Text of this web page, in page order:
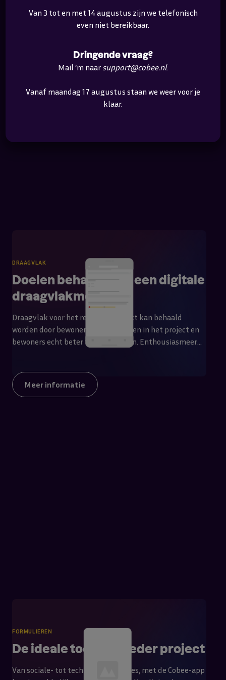
weer in allerlei modules gebruiken.
Meer informatie
DRAAGVLAK
Doelen behalen met een digitale
draagvlakmeting
Draagvlak voor het renovatieproject kan behaald
worden door bewoners mee te nemen in het project en
bewoners echt beter te laten wonen. Enthousiasmeer
de nieuwe module van Cobee: de draagvlak module.
Meer informatie
FORMULIEREN
De ideale tool voor ieder project
Van sociale- tot technische opnames, met de Cobee-app
Van 3 tot en met 14 augustus zijn we telefonisch
even niet bereikbaar.
Dringende vraag?
Mail ‘m naar support@cobee.nl.
Vanaf maandag 17 augustus staan we weer voor je
klaar.